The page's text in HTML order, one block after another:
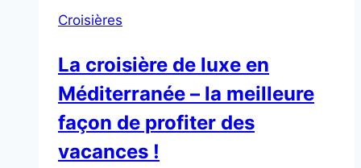
Croisières
La croisière de luxe en
Méditerranée – la meilleure
façon de profiter des
vacances !